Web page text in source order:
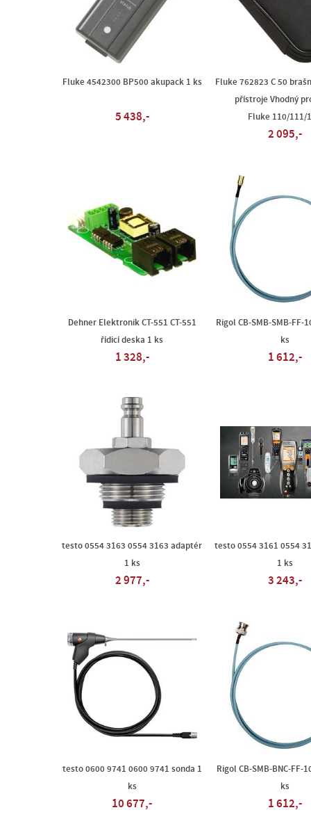
Fluke 4542300 BP500 akupack 1 ks
5 438,-
Fluke 762823 C 50
přístroje Vhodný
Fluke 110/111/
2 095,-
Dehner Elektronik CT-551 CT-551
řídicí deska 1 ks
1 328,-
Rigol CB-SMB-SMB-FF-
ks
1 612,-
testo 0554 3163 0554 3163 adaptér
1 ks
2 977,-
testo 0554 3161 0554
1 ks
3 243,-
testo 0600 9741 0600 9741 sonda 1
ks
10 677,-
Rigol CB-SMB-BNC-FF-
ks
1 612,-